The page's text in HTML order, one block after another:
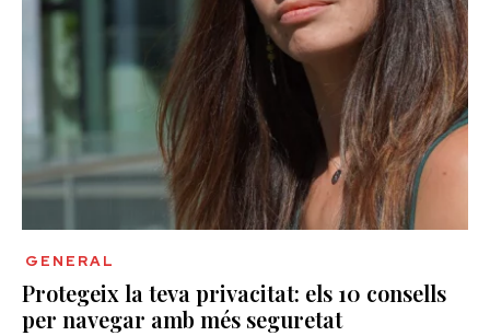
GENERAL
Protegeix la teva privacitat: els 10 consells
per navegar amb més seguretat